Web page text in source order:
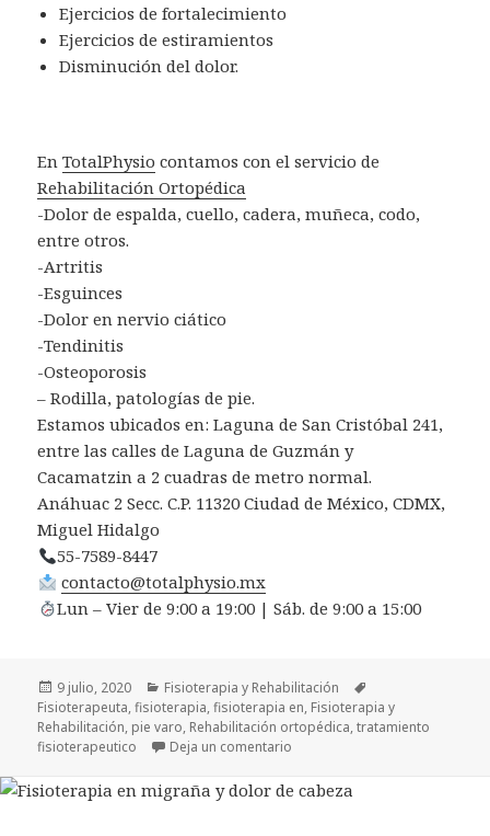
Ejercicios de fortalecimiento
Ejercicios de estiramientos
Disminución del dolor.
EnTotalPhysio contamos con el servicio de
Rehabilitación Ortopédica
-Dolor de espalda, cuello, cadera, muñeca, codo,
entre otros.
-Artritis
-Esguinces
-Dolor en nervio ciático
-Tendinitis
-Osteoporosis
– Rodilla, patologías de pie.
Estamos ubicados en: Laguna de San Cristóbal 241,
entre las calles de Laguna de Guzmán y
Cacamatzin a 2 cuadras de metro normal.
Anáhuac 2 Secc. C.P. 11320 Ciudad de México, CDMX,
Miguel Hidalgo
55-7589-8447
contacto@totalphysio.mx
Lun – Vier de 9:00 a 19:00 | Sáb. de 9:00 a 15:00
Publicado
el
9 julio, 2020 Categorías
Fisioterapia y Rehabilitación
Fisioterapeuta,fisioterapia,fisioterapia en, Fisioterapia y
Rehabilitación, pie varo, Rehabilitación ortopédica,tratamiento
fisioterapeutico
Deja un comentario